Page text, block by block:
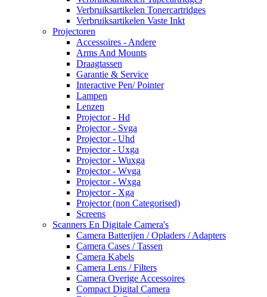
Verbruiksartikelen Tonercartridges
Verbruiksartikelen Vaste Inkt
Projectoren
Accessoires - Andere
Arms And Mounts
Draagtassen
Garantie & Service
Interactive Pen/ Pointer
Lampen
Lenzen
Projector - Hd
Projector - Svga
Projector - Uhd
Projector - Uxga
Projector - Wuxga
Projector - Wvga
Projector - Wxga
Projector - Xga
Projector (non Categorised)
Screens
Scanners En Digitale Camera's
Camera Batterijen / Opladers / Adapters
Camera Cases / Tassen
Camera Kabels
Camera Lens / Filters
Camera Overige Accessoires
Compact Digital Camera